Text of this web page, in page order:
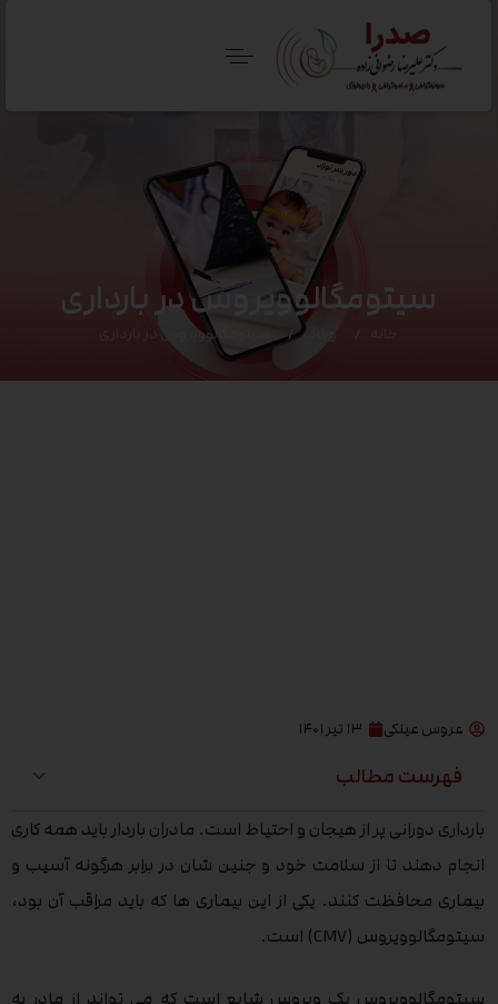
سیتومگالوویروس در بارداری
وبلاگ سیتومگالوویروس در بارداری
عروس عینکی ۱۳ تیر ۱۴۰۱
فهرست مطالب
بارداری دورانی پر از هیجان و احتیاط است. مادران باردار باید همه کاری
انجام دهند تا از سلامت خود و جنین شان در برابر هرگونه آسیب و
بیماری محافظت کنند. یکی از این بیماری ها که باید مراقب آن بود،
سیتومگالوویروس (CMV) است.
سیتومگالوویروس یک ویروس شایع است که می تواند از مادر به